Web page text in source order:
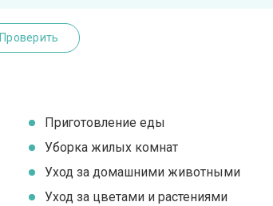
Проверить
Приготовление еды
Уборка жилых комнат
Уход за домашними животными
Уход за цветами и растениями